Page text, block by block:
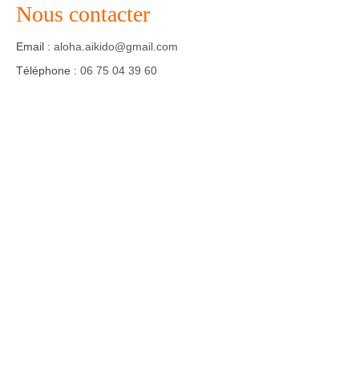
Nous contacter
Email : aloha.aikido@gmail.com
Téléphone : 06 75 04 39 60